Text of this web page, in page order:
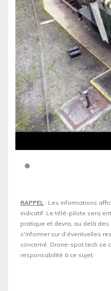
RAPPEL : Les informations
indicatif. Le télé-pilote sera
pratique et devra, au delà des
s'informer sur d’éventuelles
concerné. Drone-spot.tech se
responsabilité à ce sujet.